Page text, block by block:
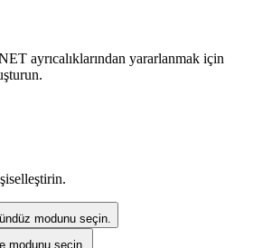
ayrıcalıklarından yararlanmak için
modunu seçin.
modunu seçin.